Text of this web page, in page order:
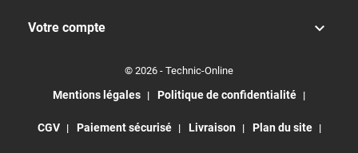
Votre compte 
© 2026 - Technic-Online
Mentions légales Politique de confidentialité
CGV Paiement sécurisé Livraison Plan du site